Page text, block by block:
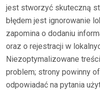
jest stworzyć skuteczną
błędem jest ignorowanie
zapomina o dodaniu
oraz o rejestracji w
Niezoptymalizowane
problem; strony powinny
odpowiadać na pytania